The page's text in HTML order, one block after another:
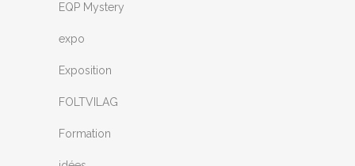
EQP Mystery
expo
Exposition
FOLTVILAG
Formation